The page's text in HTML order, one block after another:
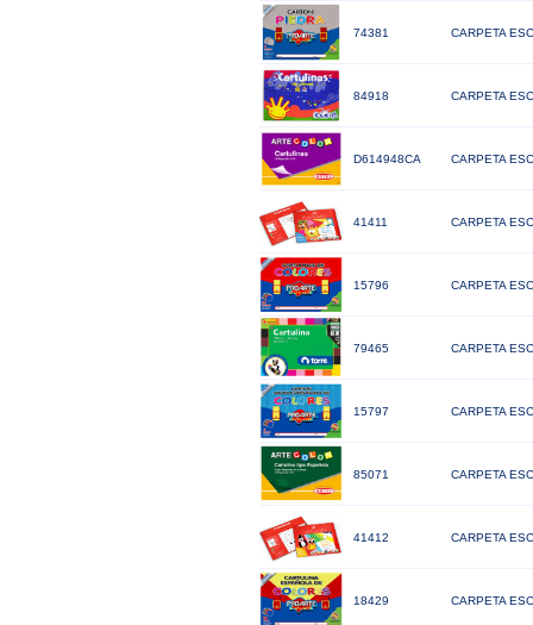
74381 CARPETA
84918 CARPETA
D614948CA CARPETA
41411 CARPETA
15796 CARPETA
79465 CARPETA
15797 CARPETA
85071 CARPETA
41412 CARPETA
18429 CARPETA